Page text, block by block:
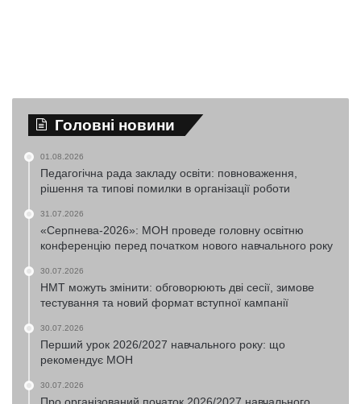
Головні новини
01.08.2026
Педагогічна рада закладу освіти: повноваження,
рішення та типові помилки в організації роботи
31.07.2026
«Серпнева-2026»: МОН проведе головну освітню
конференцію перед початком нового навчального року
30.07.2026
НМТ можуть змінити: обговорюють дві сесії, зимове
тестування та новий формат вступної кампанії
30.07.2026
Перший урок 2026/2027 навчального року: що
рекомендує МОН
30.07.2026